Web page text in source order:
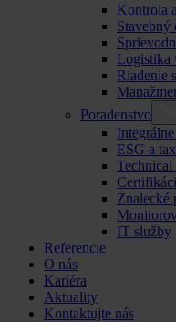
Kontrola
Stavebný
Logistika
Riadenie
Poradenstvo
ESG a
Znalecké
IT služby
Referencie
O nás
Kariéra
Aktuality
Kontaktujte nás